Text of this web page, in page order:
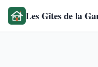
Les Gîtes de la